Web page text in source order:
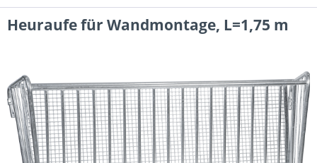
Heuraufe für Wandmontage, L=1,75 m